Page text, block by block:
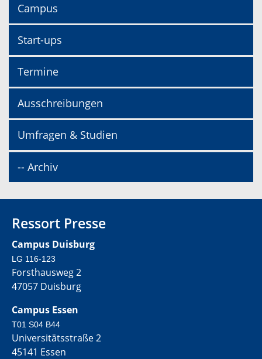
Campus
Start-ups
Termine
Ausschreibungen
Umfragen & Studien
-- Archiv
Ressort Presse
Campus Duisburg
LG 116-123
Forsthausweg 2
47057 Duisburg
Campus Essen
T01 S04 B44
Universitätsstraße 2
45141 Essen